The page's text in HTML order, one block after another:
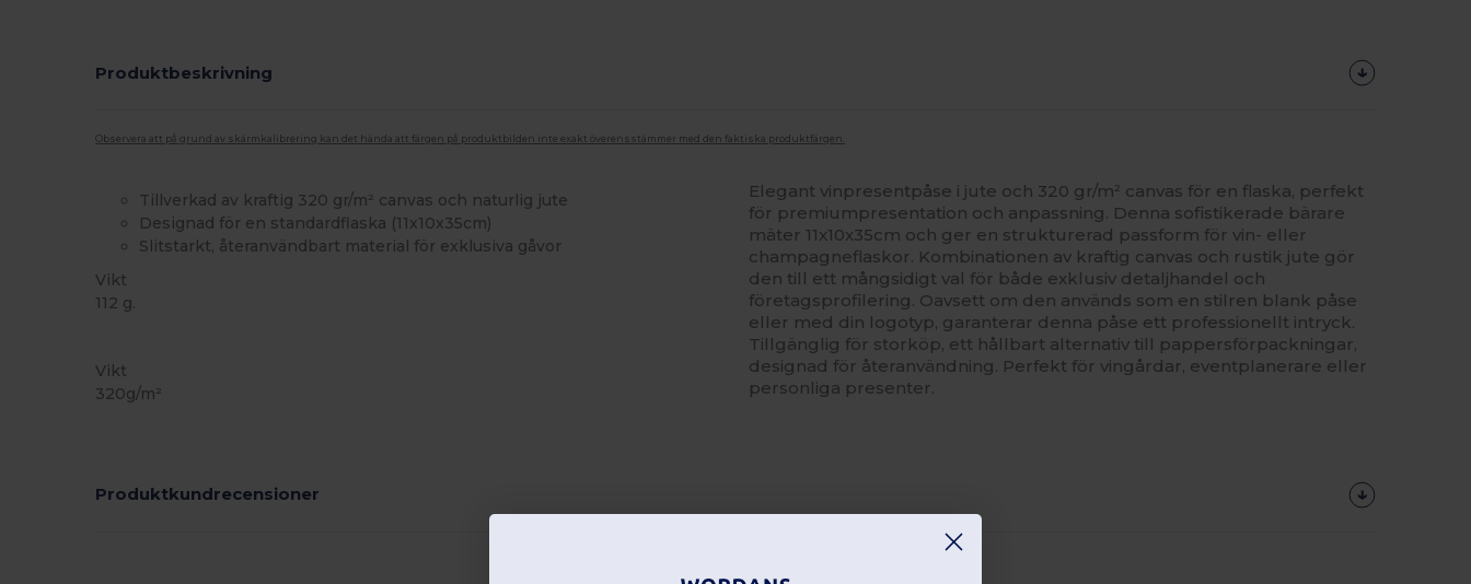
Produktbeskrivning
Observera att på grund av skärmkalibrering kan det hända att färgen på produktbilden inte exakt överensstämmer med den faktiska produktfärgen.
Tillverkad av kraftig 320 gr/m² canvas och naturlig jute
Designad för en standardflaska (11x10x35cm)
Slitstarkt, återanvändbart material för exklusiva gåvor
Vikt
112 g.
Vikt
320g/m²
Elegant vinpresentpåse i jute och 320 gr/m² canvas för en flaska, perfekt
för premiumpresentation och anpassning. Denna sofistikerade bärare
mäter 11x10x35cm och ger en strukturerad passform för vin- eller
champagneflaskor. Kombinationen av kraftig canvas och rustik jute gör
den till ett mångsidigt val för både exklusiv detaljhandel och
företagsprofilering. Oavsett om den används som en stilren blank påse
eller med din logotyp, garanterar denna påse ett professionellt intryck.
Tillgänglig för storköp, ett hållbart alternativ till pappersförpackningar,
designad för återanvändning. Perfekt för vingårdar, eventplanerare eller
personliga presenter.
Produktkundrecensioner